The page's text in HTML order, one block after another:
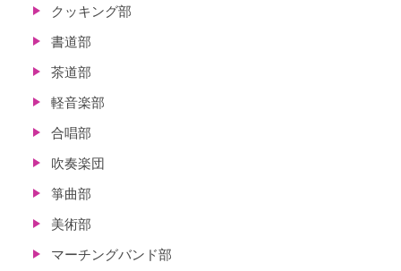
クッキング部
書道部
茶道部
軽音楽部
合唱部
吹奏楽団
箏曲部
美術部
マーチングバンド部